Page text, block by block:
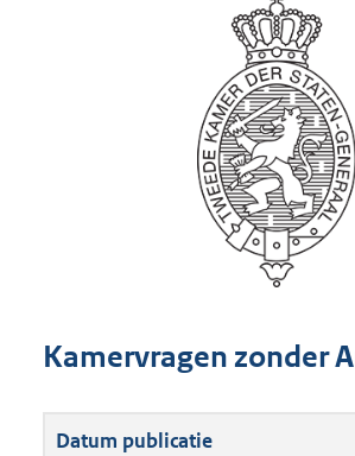
Kamervragen zonder